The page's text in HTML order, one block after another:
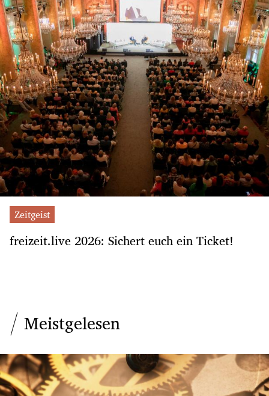
Zeitgeist
freizeit.live 2026: Sichert euch ein Ticket!
Meistgelesen